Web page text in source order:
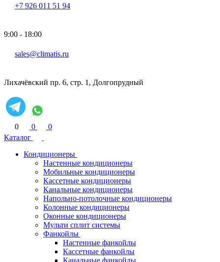
+7 926 011 51 94
9:00 - 18:00
sales@climatis.ru
Лихачёвский пр. 6, стр. 1, Долгопрудный
0 0
0
Каталог
Кондиционеры
Настенные кондиционеры
Мобильные кондиционеры
Кассетные кондиционеры
Канальные кондиционеры
Напольно-потолочные кондиционеры
Колонные кондиционеры
Оконные кондиционеры
Мульти сплит системы
Фанкойлы
Настенные фанкойлы
Кассетные фанкойлы
Канальные фанкойлы